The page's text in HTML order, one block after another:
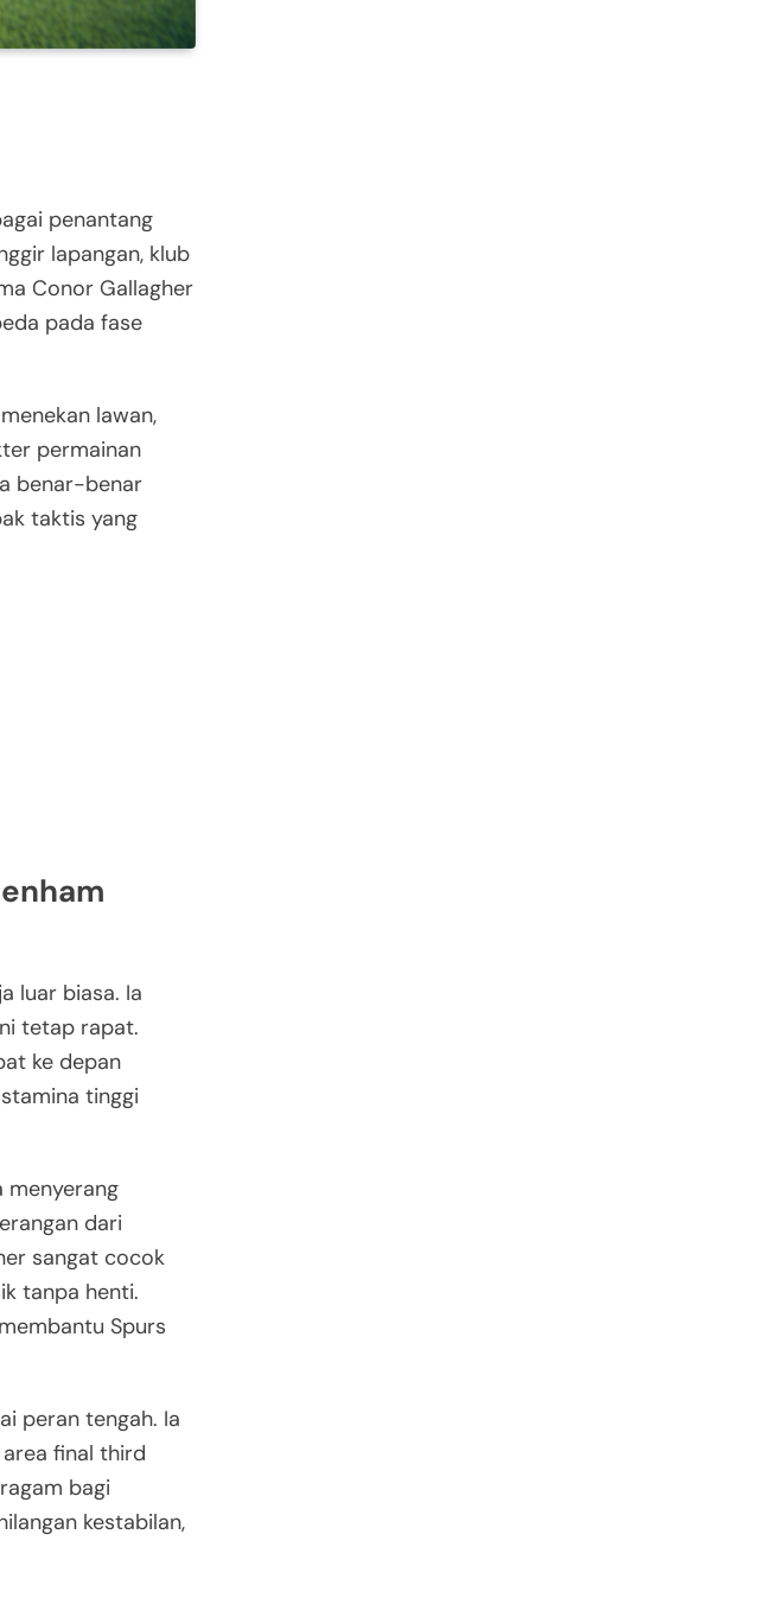
penantang
lapangan, klub
Conor Gallagher
pada fase
lawan,
permainan
benar-benar
taktis yang
luar biasa. Ia
tetap rapat.
ke depan
tinggi
menyerang
dari
sangat cocok
tanpa henti.
Spurs
peran tengah. Ia
final third
bagi
kestabilan,